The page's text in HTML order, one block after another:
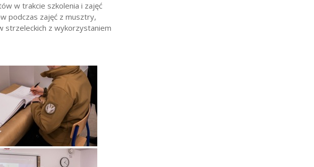
w trakcie szkolenia i zajęć
podczas zajęć z musztry,
strzeleckich z wykorzystaniem